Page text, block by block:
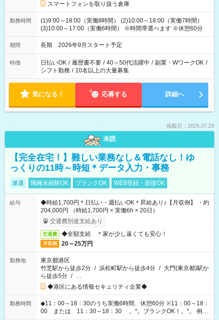
スマートフォンを取り扱う倉庫
勤務時間
(1)9:00～18:00（実働8時間） (2)10:00～18:00（実働7時間）
(3)10:00～17:00（実働6時間） ※時間帯選べます ※休憩60分
期間 長期 2026年9月スタート予定
特徴 日払いOK / 履歴書不要 / 40～50代活躍中 / 副業・WワークOK /
シフト勤務 / 10名以上の大量募集
気になる！ 応募する 詳細へ
掲載日：2026.07.29
未読
【完全在宅！】難しい業務なし＆電話なし！ゆ
っくりの11時～時短＊データ入力・事務
派遣 職種未経験OK ブランクOK WEB登録・面接OK
給与
◆時給1,700円＊日払い・週払いOK＊昇給あり♪【月収例】 ・約
204,000円 （時給1,700円 × 実働6h × 20日）
交通費別途支給あり
交通費 ◆全額支給 ＊家が少し遠くても安心！
月収例 20～25万円
勤務地
東京都港区
竹芝駅から徒歩2分 / 浜松町駅から徒歩4分 / 大門(東京都)駅か
ら徒歩5分 / …
◆港区にある情報セキュリティ企業◆
勤務時間
◆11：00～18：30のうち実働6時間、休憩60分 ※11：00～18：
00 または 11：30～18：30 。*。ブランクOK！。*。 例え